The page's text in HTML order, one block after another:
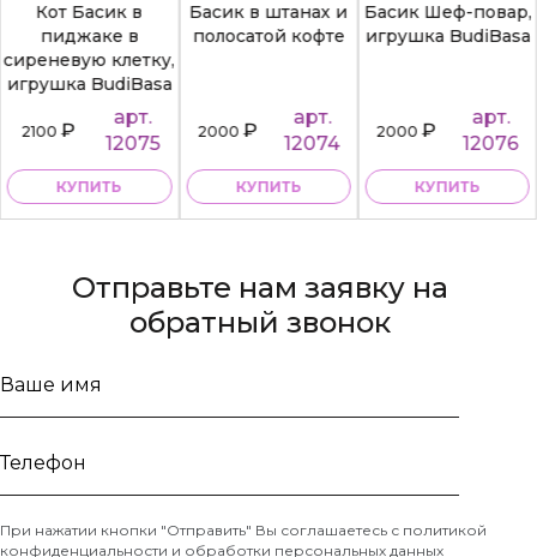
Кот Басик в
пиджаке в
сиреневую клетку,
игрушка BudiBasa
2100₽
арт.
12075
КУПИТЬ
Басик в штанах и
полосатой кофте
2000₽
арт.
12074
КУПИТЬ
Басик Шеф-повар,
игрушка BudiBasa
2000₽
арт.
12076
КУПИТЬ
Отправьте нам заявку на
обратный звонок
Ваше
Телефон
При нажатии кнопки "Отправить" Вы соглашаетесь с политикой
конфиденциальности и обработки персональных данных